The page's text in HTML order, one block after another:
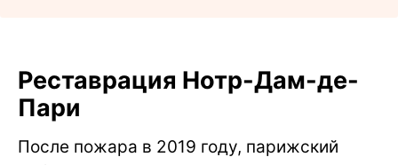
Реставрация Нотр-Дам-де-
Пари
После пожара в 2019 году, парижский